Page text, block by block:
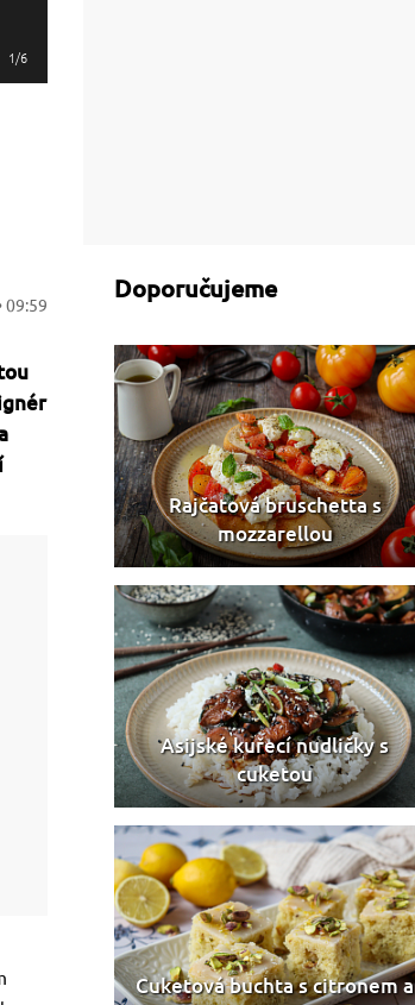
1/6
09:59
Doporučujeme
Rajčatová bruschetta s
mozzarellou
Asijské kuřecí nudličky s
cuketou
Cuketová buchta s citronem a